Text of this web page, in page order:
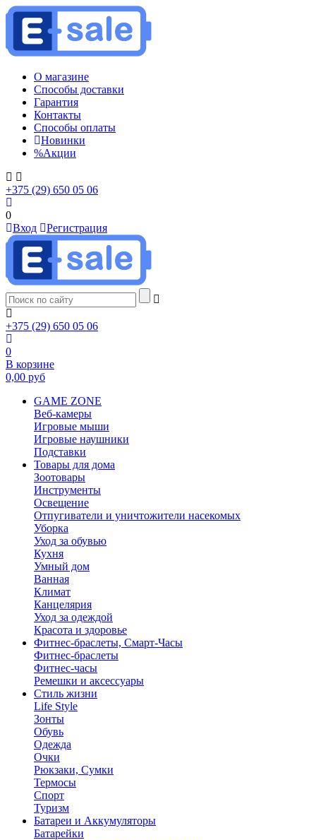
О магазине
Способы доставки
Гарантия
Контакты
Способы оплаты
Новинки
%Акции
+375 (29) 650 05 06
0
Вход
Регистрация
+375 (29) 650 05 06
0
В корзине
0,00 руб
GAME ZONE
Веб-камеры
Игровые мыши
Игровые наушники
Подставки
Товары для дома
Зоотовары
Инструменты
Освещение
Отпугиватели и уничтожители насекомых
Уборка
Уход за обувью
Кухня
Умный дом
Ванная
Климат
Канцелярия
Уход за одеждой
Красота и здоровье
Фитнес-браслеты, Смарт-Часы
Фитнес-браслеты
Фитнес-часы
Ремешки и аксессуары
Стиль жизни
Life Style
Зонты
Обувь
Одежда
Очки
Рюкзаки, Сумки
Термосы
Спорт
Туризм
Батареи и Аккумуляторы
Батарейки